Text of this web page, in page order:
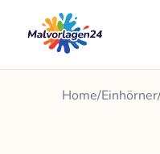
Inhalt
springen
Home/Einhörner